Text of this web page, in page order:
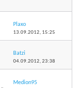
Plaxo
13.09.2012, 15:25
Batzi
04.09.2012, 23:38
Medion95